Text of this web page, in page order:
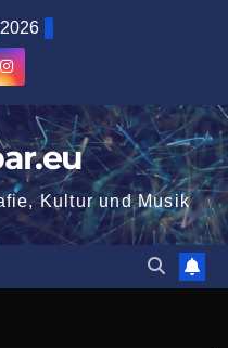
Kultur und Musik